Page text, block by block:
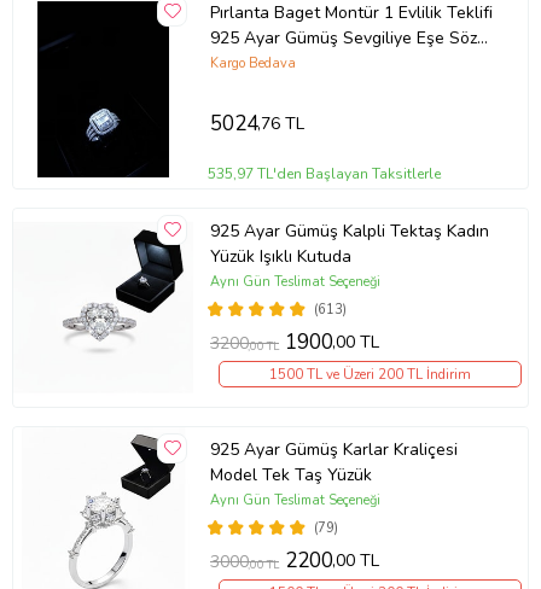
Pırlanta Baget Montür 1 Evlilik Teklifi
925 Ayar Gümüş Sevgiliye Eşe Söz
Nişan Hediye Yüzük
Kargo Bedava
5024,76 TL
535,97 TL'den Başlayan Taksitlerle
925 Ayar Gümüş Kalpli Tektaş Kadın
Yüzük Işıklı Kutuda
(613)
Aynı Gün Teslimat Seçeneği
3200,00 TL 1900,00 TL
1500 TL ve Üzeri 200 TL İndirim
925 Ayar Gümüş Karlar Kraliçesi
Model Tek Taş Yüzük
(79)
Aynı Gün Teslimat Seçeneği
3000,00 TL 2200,00 TL